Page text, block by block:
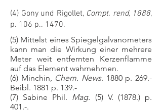
(4) Gony und Rigollet, Compt. rend, 1888,
p. 106 p.. 1470.
(5) Mittelst eines Spiegelgalvanometers
kann man die Wirkung einer mehrere
Meter weit entfernten Kerzenflamme
auf das Element wahrnehmen.
(6) Minchin, Chem. News. 1880 p. 269.-
Beibl. 1881 p. 139.-
(7) Sabine Phil. Mag. (5) V. (1878.) p.
401.-.